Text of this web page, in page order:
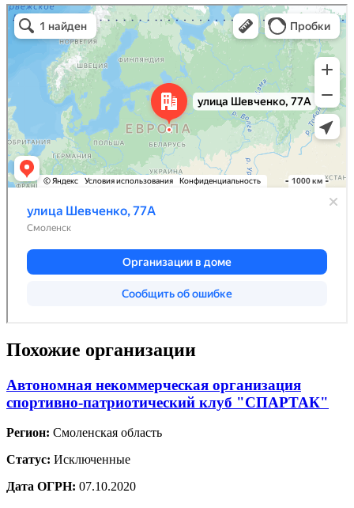
Похожие организации
Автономная некоммерческая организация
спортивно-патриотический клуб "СПАРТАК"
Регион: Смоленская область
Статус: Исключенные
Дата ОГРН: 07.10.2020